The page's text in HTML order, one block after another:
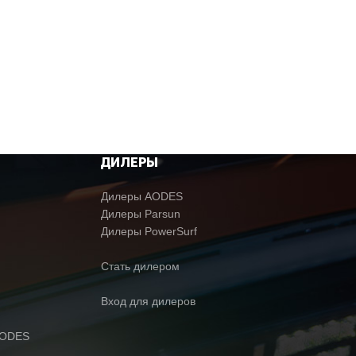
ДИЛЕРЫ
Дилеры AODES
Дилеры Parsun
Дилеры PowerSurf
Стать дилером
Вход для дилеров